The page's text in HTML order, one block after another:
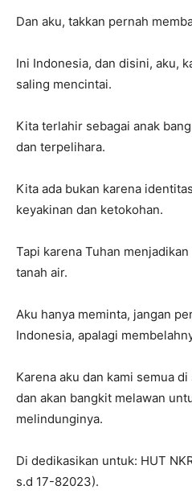
Dan aku, takkan pernah
Ini Indonesia, dan disini, aku,
saling mencintai.
Kita terlahir sebagai anak
dan terpelihara.
Kita ada bukan karena
keyakinan dan ketokohan.
Tapi karena Tuhan
tanah air.
Aku hanya meminta, jangan
Indonesia, apalagi
Karena aku dan kami semua
dan akan bangkit melawan
melindunginya.
Di dedikasikan untuk: HUT
s.d 17-82023).